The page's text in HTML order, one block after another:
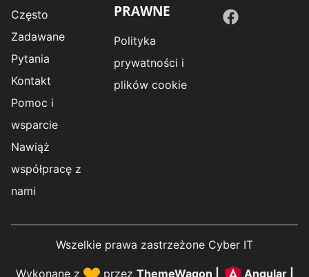
Często
Zadawane
Pytania
Kontakt
Pomoc i
wsparcie
Nawiąż
współpracę z
nami
PRAWNE
Polityka
prywatności i
plików cookie
Wszelkie prawa zastrzeżone Cyber IT
Wykonane z przez ThemeWagon Angular|